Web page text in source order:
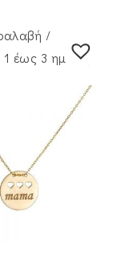
/
έως 3 ημέρες